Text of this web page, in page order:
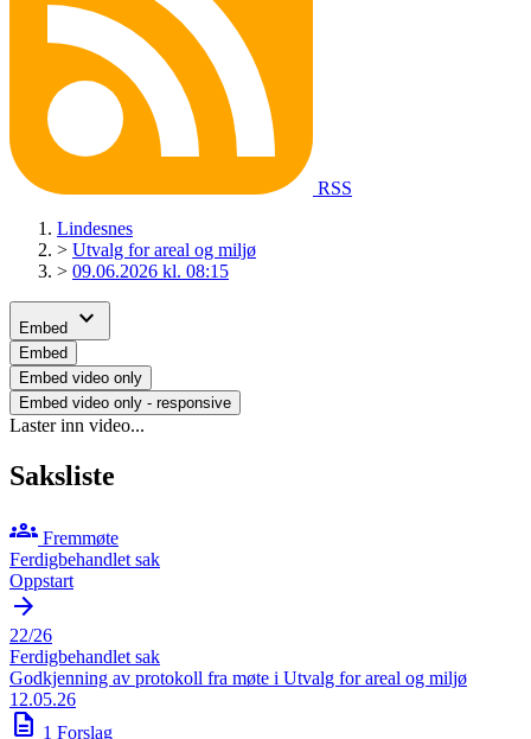
RSS
Lindesnes
> Utvalg for areal og miljø
> 09.06.2026 kl. 08:15
Embed expand_more
Embed
Embed video only
Embed video only - responsive
Laster inn video...
Saksliste
groups Fremmøte
Ferdigbehandlet sak
Oppstart
arrow_forward
22/26
Ferdigbehandlet sak
Godkjenning av protokoll fra møte i Utvalg for areal og miljø
12.05.26
description 1 Forslag